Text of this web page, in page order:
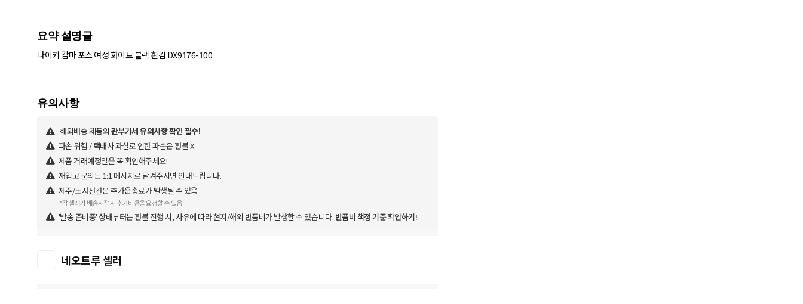
요약 설명글
나이키 감마 포스 여성 화이트 블랙 흰검 DX9176-100
유의사항
해외배송 제품의 관부가세 유의사항 확인 필수!
파손 위험 / 택배사 과실로 인한 파손은 환불 X
제품 거래예정일을 꼭 확인해주세요!
재입고 문의는 1:1 메시지로 남겨주시면 안내드립니다.
제주/도서산간은 추가운송료가 발생될 수 있음
*각 셀러가 배송시작 시 추가비용을 요청할 수 있음
'발송 준비중' 상태부터는 환불 진행 시, 사유에 따라 현지/해외 반품비가 발생할 수 있습니다. 반품비 책정 기준 확인하기!
네오트루 셀러